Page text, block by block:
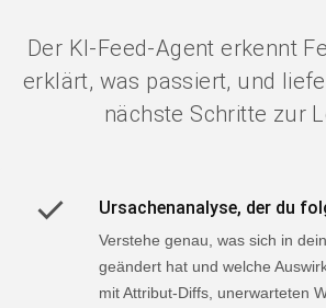
Der KI-Feed-Agent erkennt
erklärt, was passiert, und
nächste Schritte zur
Ursachenanalyse, der du
Verstehe genau, was sich in
geändert hat und welche
mit Attribut-Diffs, unerwarteten